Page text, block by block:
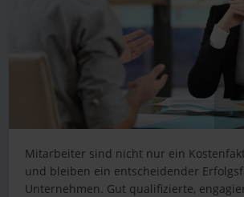
Mitarbeiter sind nicht nur ein
und bleiben ein entscheidender
Unternehmen. Gut qualifizierte,